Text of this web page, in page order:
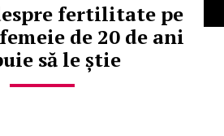
fertilitate pe
de 20 de ani
să le știe